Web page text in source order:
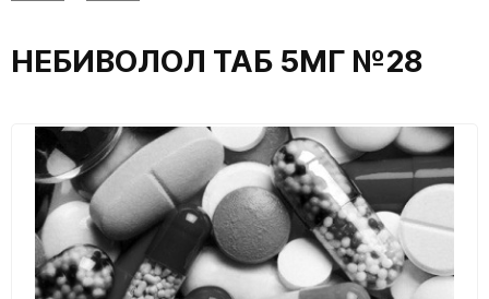
НЕБИВОЛОЛ ТАБ 5МГ №28